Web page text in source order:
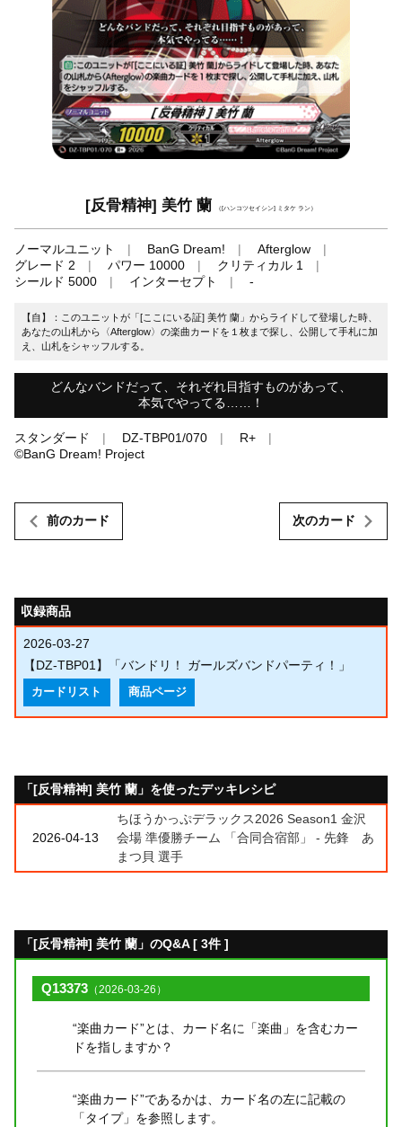
[反骨精神] 美竹 蘭 （[ハンコツセイシン] ミタケ ラン）
ノーマルユニット BanG Dream!
Afterglow
グレード 2
パワー 10000
クリティカル 1
シールド 5000
インターセプト -
【自】：このユニットが「[ここにいる証] 美竹 蘭」からライドして登場した時、
あなたの山札から〈Afterglow〉の楽曲カードを１枚まで探し、公開して手札に加
え、山札をシャッフルする。
どんなバンドだって、それぞれ目指すものがあって、
本気でやってる……！
スタンダード DZ-TBP01/070
R+
©BanG Dream! Project
前のカード 次のカード
収録商品
2026-03-27
【DZ-TBP01】「バンドリ！ ガールズバンドパーティ！」
カードリスト 商品ページ
「[反骨精神] 美竹 蘭」を使ったデッキレシピ
2026-04-13
ちほうかっぷデラックス2026 Season1 金沢
会場 準優勝チーム 「合同合宿部」 - 先鋒 あ
まつ貝 選手
「[反骨精神] 美竹 蘭」のQ&A [ 3件 ]
Q13373 （2026-03-26）
“楽曲カード”とは、カード名に「楽曲」を含むカー
ドを指しますか？
“楽曲カード”であるかは、カード名の左に記載の
「タイプ」を参照します。